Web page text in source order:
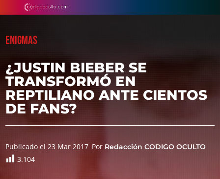
ENIGMAS
¿JUSTIN BIEBER SE
TRANSFORMÓ EN
REPTILIANO ANTE CIENTOS
DE FANS?
Publicado el 23 Mar 2017 Por Redacción CODIGO OCULTO
3.104